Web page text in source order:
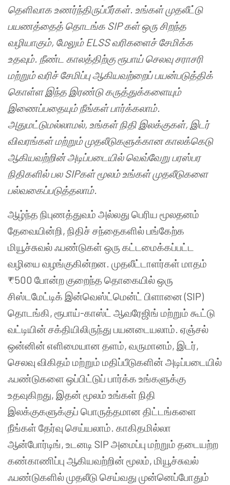
தெளிவாக உணர்ந்திருப்பீர்கள். உங்கள்முதலீட்டு
பயணத்தைத் தொடங்க SIPகள்ஒருசிறந்த
வழியாகும், மேலும்ELSSவரிகளைச் சேமிக்க
உதவும். நீண்ட காலத்திற்குரூபாய் செலவுசராசரி
மற்றும் வரிச் சேமிப்புஆகியவற்றைப்பயன்படுத்திக்
கொள்ள இந்த இரண்டுகருத்துக்களையும்
இணைப்பதையும் நீங்கள்பார்க்கலாம்.
அதுமட்டுமல்லாமல், உங்கள் நிதி இலக்குகள், இடர்
விவரங்கள்மற்றும்முதலீடுகளுக்கானகாலக்கெடு
ஆகியவற்றின்அடிப்படையில் வெவ்வேறுபரஸ்பர
நிதிகளில்பலSIPகள்மூலம் உங்கள்முதலீடுகளை
பல்வகைப்படுத்தலாம்.
ஆழ்ந்த நிபுணத்துவம் அல்லது பெரிய மூலதனம்
தேவையின்றி, நிதிச் சந்தைகளில் பங்கேற்க
மியூச்சுவல் ஃபண்டுகள் ஒரு கட்டமைக்கப்பட்ட
வழியை வழங்குகின்றன. முதலீட்டாளர்கள் மாதம்
₹500 போன்ற குறைந்த தொகையில் ஒரு
சிஸ்டமேட்டிக் இன்வெஸ்ட்மென்ட் பிளானை (SIP)
தொடங்கி, ரூபாய்-காஸ்ட் ஆவரேஜிங் மற்றும் கூட்டு
வட்டியின் சக்தியிலிருந்து பயனடையலாம். ஏஞ்சல்
ஒன்னின் எளிமையான தளம், வருமானம், இடர்,
செலவு விகிதம் மற்றும் மதிப்பீடுகளின் அடிப்படையில்
ஃபண்டுகளை ஒப்பிட்டுப் பார்க்க உங்களுக்கு
உதவுகிறது, இதன் மூலம் உங்கள் நிதி
இலக்குகளுக்குப் பொருத்தமான திட்டங்களை
நீங்கள் தேர்வு செய்யலாம். காகிதமில்லா
ஆன்போர்டிங், உடனடி SIP அமைப்பு மற்றும் தடையற்ற
கண்காணிப்பு ஆகியவற்றின் மூலம், மியூச்சுவல்
ஃபண்டுகளில் முதலீடு செய்வது முன்னெப்போதும்